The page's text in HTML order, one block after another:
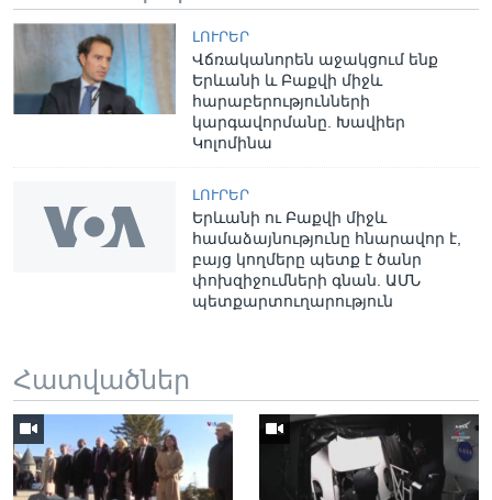
ԼՈՒՐԵՐ
Վճռականորեն աջակցում ենք
Երևանի և Բաքվի միջև
հարաբերությունների
կարգավորմանը. Խավիեր
Կոլոմինա
ԼՈՒՐԵՐ
Երևանի ու Բաքվի միջև
համաձայնությունը հնարավոր է,
բայց կողմերը պետք է ծանր
փոխզիջումների գնան. ԱՄՆ
պետքարտուղարություն
Հատվածներ